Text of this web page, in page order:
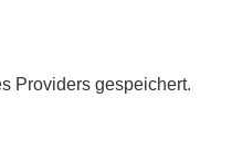
Providers gespeichert.